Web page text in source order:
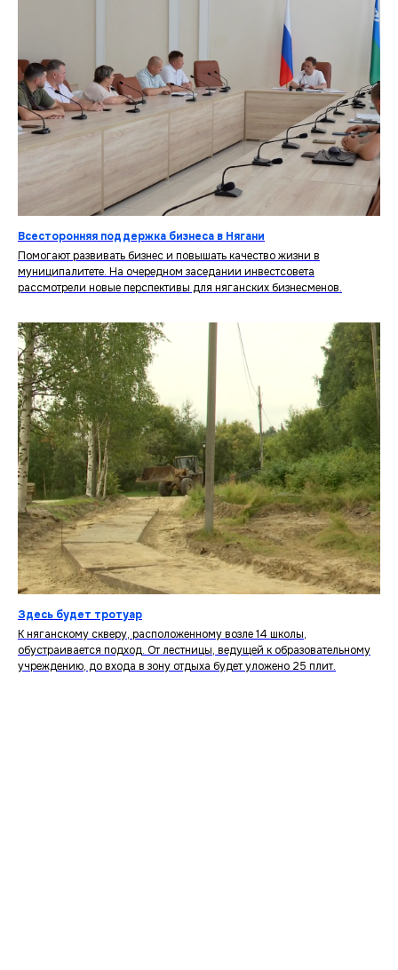
Всесторонняя поддержка бизнеса в Нягани
Помогают развивать бизнес и повышать качество жизни в
муниципалитете. На очередном заседании инвестсовета
рассмотрели новые перспективы для няганских бизнесменов.
Здесь будет тротуар
К няганскому скверу, расположенному возле 14 школы,
обустраивается подход. От лестницы, ведущей к образовательному
учреждению, до входа в зону отдыха будет уложено 25 плит.